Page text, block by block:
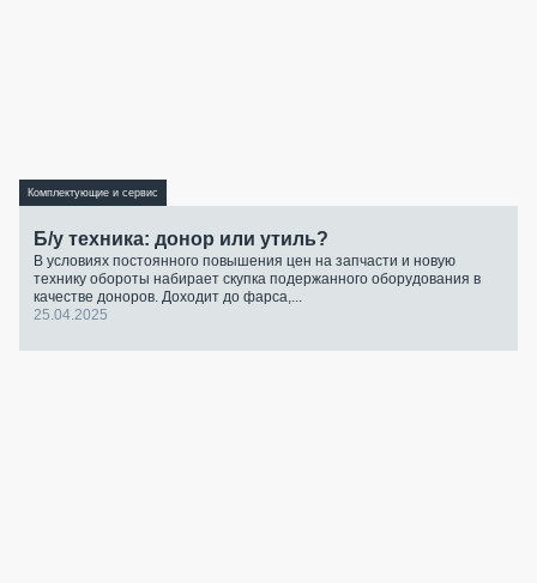
Комплектующие и сервис
Б/у техника: донор или утиль?
В условиях постоянного повышения цен на запчасти и новую
технику обороты набирает скупка подержанного оборудования в
качестве доноров. Доходит до фарса,...
25.04.2025